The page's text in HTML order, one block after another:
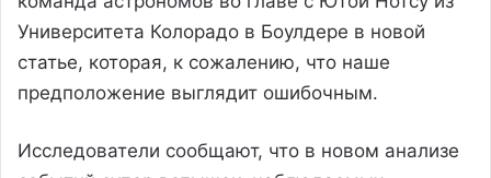
Университета Колорадо в Боулдере в новой
статье, которая, к сожалению, что наше
предположение выглядит ошибочным.
Исследователи сообщают, что в новом анализе